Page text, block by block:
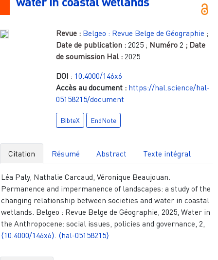
Revue : Belgeo : Revue Belge de Géographie ;
Date de publication : 2025 ; Numéro 2 ; Date
de soumission Hal : 2025
DOI : 10.4000/146x6
Accès au document : https://hal.science/hal-
05158215/document
BibteX EndNote
Citation Résumé Abstract Texte intégral
Léa Paly, Nathalie Carcaud, Véronique Beaujouan.
Permanence and impermanence of landscapes: a study of the
changing relationship between societies and water in coastal
wetlands. Belgeo : Revue Belge de Géographie, 2025, Water in
the Anthropocene: social issues, policies and governance, 2,
⟨10.4000/146x6⟩ ⟨hal-05158215⟩